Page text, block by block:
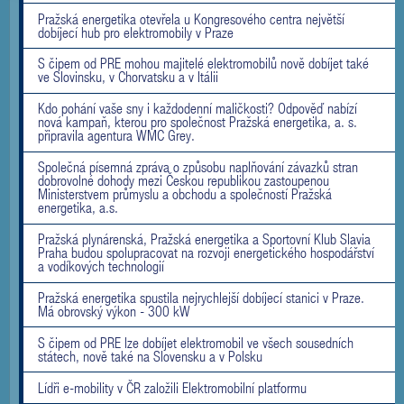
Pražská energetika otevřela u Kongresového centra největší
dobíjecí hub pro elektromobily v Praze
S čipem od PRE mohou majitelé elektromobilů nově dobíjet také
ve Slovinsku, v Chorvatsku a v Itálii
Kdo pohání vaše sny i každodenní maličkosti? Odpověď nabízí
nová kampaň, kterou pro společnost Pražská energetika, a. s.
připravila agentura WMC Grey.
Společná písemná zpráva o způsobu naplňování závazků stran
dobrovolné dohody mezi Českou republikou zastoupenou
Ministerstvem průmyslu a obchodu a společností Pražská
energetika, a.s.
Pražská plynárenská, Pražská energetika a Sportovní Klub Slavia
Praha budou spolupracovat na rozvoji energetického hospodářství
a vodíkových technologií
Pražská energetika spustila nejrychlejší dobíjecí stanici v Praze.
Má obrovský výkon - 300 kW
S čipem od PRE lze dobíjet elektromobil ve všech sousedních
státech, nově také na Slovensku a v Polsku
Lídři e-mobility v ČR založili Elektromobilní platformu